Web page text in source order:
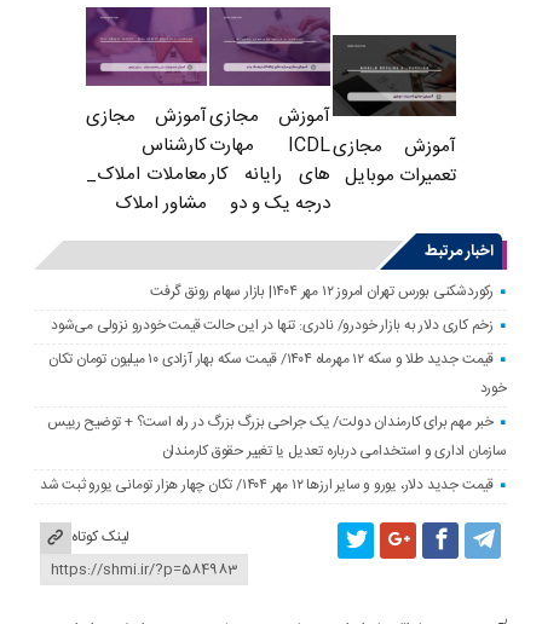
آموزش مجازی
تعمیرات موبایل
آموزش مجازی
ICDL مهارت
های رایانه کار
درجه یک و دو
آموزش مجازی
کارشناس
معاملات املاک_
مشاور املاک
اخبار مرتبط
رکوردشکنی بورس تهران امروز ۱۲ مهر ۱۴۰۴| بازار سهام رونق گرفت
زخم کاری دلار به بازار خودرو/ نادری: تنها در این حالت قیمت خودرو نزولی می‌شود
قیمت جدید طلا و سکه ۱۲ مهرماه ۱۴۰۴/ قیمت سکه بهار آزادی ۱۰ میلیون تومان تکان
خورد
خبر مهم برای کارمندان دولت/ یک جراحی بزرگ بزرگ در راه است؟ + توضیح رییس
سازمان اداری و استخدامی درباره تعدیل یا تغییر حقوق کارمندان
قیمت جدید دلار، یورو و سایر ارزها ۱۲ مهر ۱۴۰۴/ تکان چهار هزار تومانی یورو ثبت شد
لینک کوتاه